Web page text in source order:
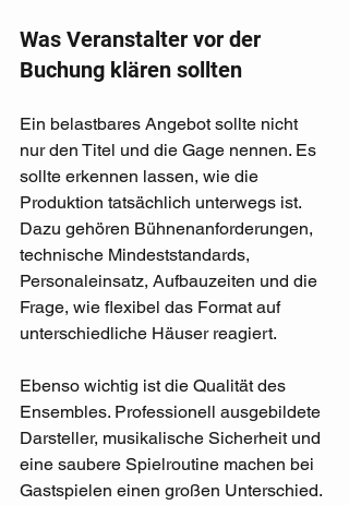
Was Veranstalter vor der
Buchung klären sollten
Ein belastbares Angebot sollte nicht
nur den Titel und die Gage nennen. Es
sollte erkennen lassen, wie die
Produktion tatsächlich unterwegs ist.
Dazu gehören Bühnenanforderungen,
technische Mindeststandards,
Personaleinsatz, Aufbauzeiten und die
Frage, wie flexibel das Format auf
unterschiedliche Häuser reagiert.
Ebenso wichtig ist die Qualität des
Ensembles. Professionell ausgebildete
Darsteller, musikalische Sicherheit und
eine saubere Spielroutine machen bei
Gastspielen einen großen Unterschied.